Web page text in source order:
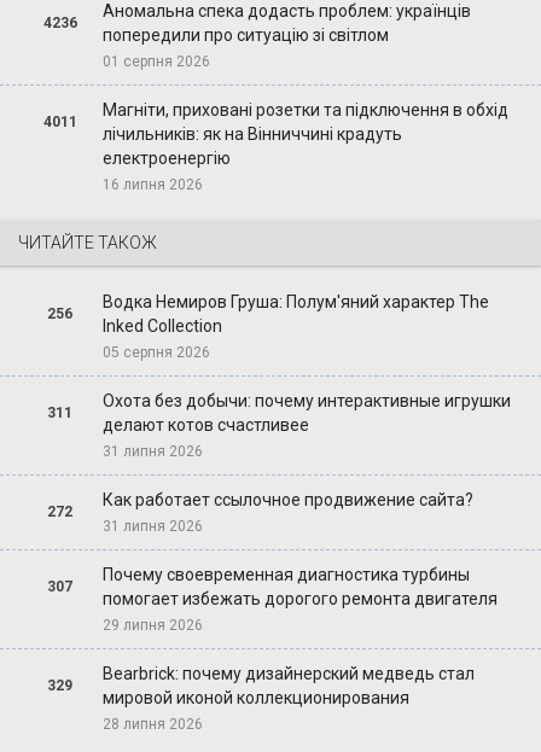
4236
Аномальна спека додасть проблем: українців
попередили про ситуацію зі світлом
01 серпня 2026
4011
Магніти, приховані розетки та підключення в обхід
лічильників: як на Вінниччині крадуть
електроенергію
16 липня 2026
ЧИТАЙТЕ ТАКОЖ
256
Водка Немиров Груша: Полум'яний характер The
Inked Collection
05 серпня 2026
311
Охота без добычи: почему интерактивные игрушки
делают котов счастливее
31 липня 2026
272
Как работает ссылочное продвижение сайта?
31 липня 2026
307
Почему своевременная диагностика турбины
помогает избежать дорогого ремонта двигателя
29 липня 2026
329
Bearbrick: почему дизайнерский медведь стал
мировой иконой коллекционирования
28 липня 2026